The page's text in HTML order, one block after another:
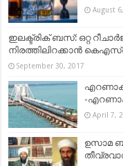
August
ഇലക്ട്രിക് ബസ്: ഒറ്റ
നിരത്തിലിറക്കാൻ
September 30, 2017
-
April 7,
ഉസാമ